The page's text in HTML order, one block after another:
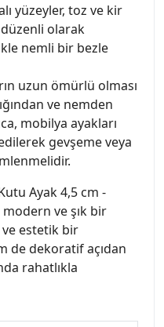
yüzeyler, toz ve kir
olarak
nemli bir bezle
uzun ömürlü olması
ve nemden
mobilya ayakları
gevşeme veya
Ayak 4,5 cm -
ve şık bir
ve estetik bir
de dekoratif açıdan
rahatlıkla